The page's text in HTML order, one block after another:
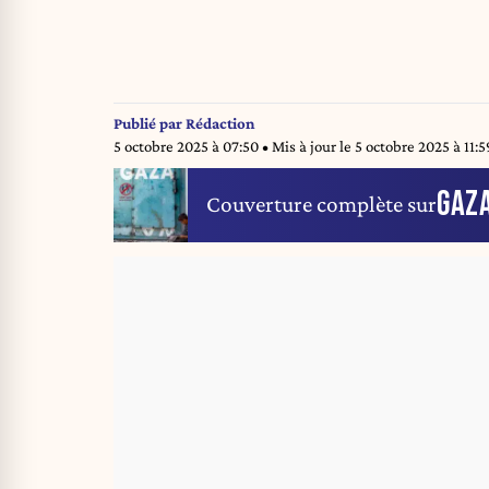
Publié parRédaction
5 octobre 2025 à 07:50• Mis à jour le 5 octobre 2025 à
Couverture complète sur